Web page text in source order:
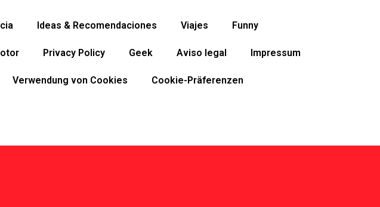
Ideas & Recomendaciones Viajes Funny
Privacy Policy Geek Aviso legal Impressum
Verwendung von Cookies Cookie-Präferenzen